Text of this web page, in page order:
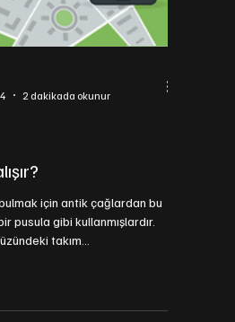
için antik çağlardan bu
pusula gibi kullanmışlardır.
takım...
2 dakikada okunur